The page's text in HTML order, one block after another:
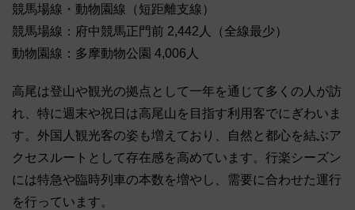
競馬場線・動物園線（短距離支線）
競馬場線：府中競馬正門前 2,442人（全線最少）
動物園線：多摩動物公園 4,006人
高尾は登山や観光の拠点として一年を通じて多くの人が訪
れ、特に週末や祝日は高尾山を目指す利用客でにぎわいま
す。外国人観光客の姿も増えており、自然と都心を結ぶア
クセスルートとして存在感を高めています。行楽シーズン
には特急や臨時列車の本数を増やし、需要に合わせた運行
を行っています。